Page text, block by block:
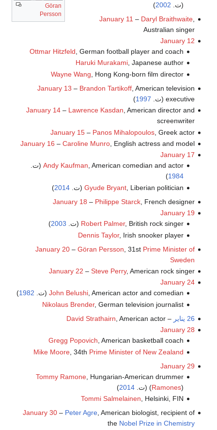
Göran
Persson
(ت. 2002
)
January 11 – Daryl Braithwaite,
Australian singer
January 12
Ottmar Hitzfeld , German football player and coach
Haruki Murakami, Japanese author
Wayne Wang , Hong Kong-born film director
January 13 – Brandon Tartikoff, American television
executive (ت.
1997
)
January 14– Lawrence Kasdan, American director and
screenwriter
January 15– Panos Mihalopoulos, Greek actor
January 16 – Caroline Munro, English actress and model
January 17
Andy Kaufman, American comedian and actor (ت.
1984
)
Gyude Bryant , Liberian politician (ت. 2014
)
January 18 – Philippe Starck, French designer
January 19
Robert Palmer, British rock singer (ت. 2003
)
Dennis Taylor, Irish snooker player
January 20– Göran Persson , 31st Prime Minister of
Sweden
January 22 – Steve Perry, American rock singer
January 24
John Belushi, American actor and comedian (ت. 1982
)
Nikolaus Brender, German television journalist
26 يناير
–
David Strathairn , American actor
January 28
Gregg Popovich , American basketball coach
Mike Moore , 34th Prime Minister of New Zealand
January 29
Tommy Ramone , Hungarian-American drummer
(Ramones) (ت. 2014
)
Tommi Salmelainen , Helsinki, FIN
January 30– Peter Agre, American biologist, recipient of
the Nobel Prize in Chemistry